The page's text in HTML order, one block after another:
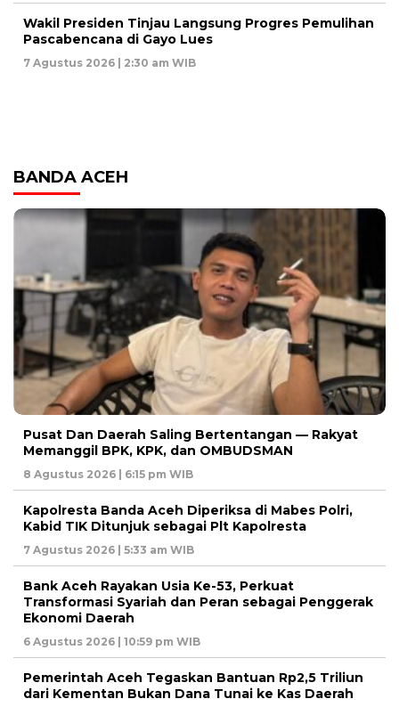
Wakil Presiden Tinjau Langsung Progres Pemulihan
Pascabencana di Gayo Lues
7 Agustus 2026 | 2:30 am WIB
BANDA ACEH
Pusat Dan Daerah Saling Bertentangan — Rakyat
Memanggil BPK, KPK, dan OMBUDSMAN
8 Agustus 2026 | 6:15 pm WIB
Kapolresta Banda Aceh Diperiksa di Mabes Polri,
Kabid TIK Ditunjuk sebagai Plt Kapolresta
7 Agustus 2026 | 5:33 am WIB
Bank Aceh Rayakan Usia Ke-53, Perkuat
Transformasi Syariah dan Peran sebagai Penggerak
Ekonomi Daerah
6 Agustus 2026 | 10:59 pm WIB
Pemerintah Aceh Tegaskan Bantuan Rp2,5 Triliun
dari Kementan Bukan Dana Tunai ke Kas Daerah